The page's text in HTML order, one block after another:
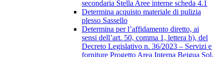
secondaria Stella Aree interne scheda 4.1
Determina acquisto materiale di pulizia
plesso Sassello
Determina per l’affidamento diretto, ai
sensi dell’art. 50, comma 1, lettera b), del
Decreto Legislativo n. 36/2023 – Servizi e
forniture Progetto Area Interna Beigua Sol,